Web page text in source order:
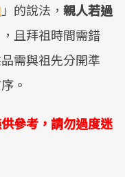
」的說法， 親人若過
，且拜祖時間需錯
需與祖先分開準
。
參考，請勿過度迷